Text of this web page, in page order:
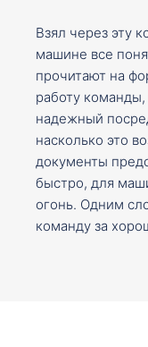
Взял через эту
машине все
прочитают на
работу
надежный
насколько это
документы
быстро, для
огонь. Одним
команду за